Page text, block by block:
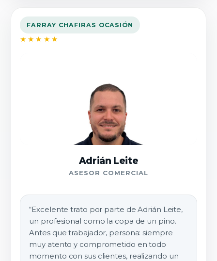
FARRAY CHAFIRAS OCASIÓN
★★★★★
Adrián Leite
ASESOR COMERCIAL
“Excelente trato por parte de Adrián Leite,
un profesional como la copa de un pino.
Antes que trabajador, persona: siempre
muy atento y comprometido en todo
momento con sus clientes, realizando un